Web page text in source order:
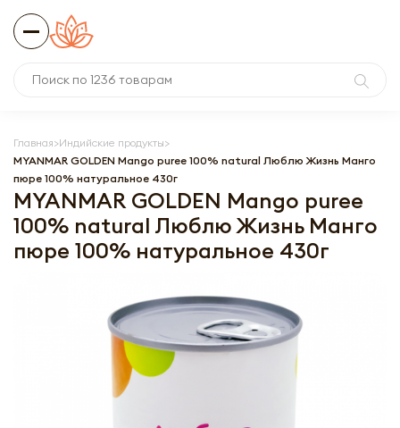
Главная Индийские продукты
MYANMAR GOLDEN Mango puree 100% natural Люблю Жизнь Манго
пюре 100% натуральное 430г
MYANMAR GOLDEN Mango puree
100% natural Люблю Жизнь Манго
пюре 100% натуральное 430г